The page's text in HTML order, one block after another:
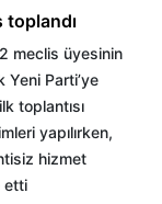
toplandı
meclis üyesinin
Yeni Parti’ye
toplantısı
yapılırken,
hizmet
etti